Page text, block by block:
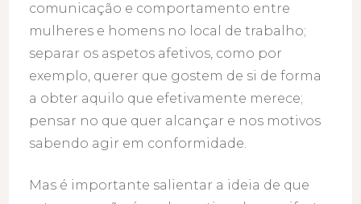
comunicação e comportamento entre
mulheres e homens no local de trabalho;
separar os aspetos afetivos, como por
exemplo, querer que gostem de si de forma
a obter aquilo que efetivamente merece;
pensar no que quer alcançar e nos motivos
sabendo agir em conformidade.
Mas é importante salientar a ideia de que